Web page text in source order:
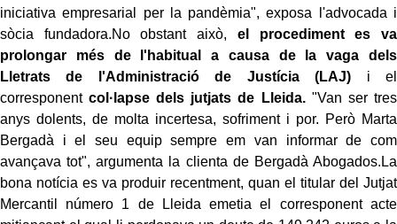
iniciativa empresarial per la pandèmia", exposa l'advocada i
sòcia fundadora.No obstant això, el procediment es va
prolongar més de l'habitual a causa de la vaga dels
Lletrats de l'Administració de Justícia (LAJ) i el
corresponentcol·lapse dels jutjats de Lleida."Van ser tres
anys dolents, de molta incertesa, sofriment i por. Però Marta
Bergadà i el seu equip sempre em van informar de com
avançava tot", argumenta la clienta de Bergadà Abogados.La
bona notícia es va produir recentment, quan el titular del Jutjat
Mercantil número 1 de Lleida emetia el corresponent acte